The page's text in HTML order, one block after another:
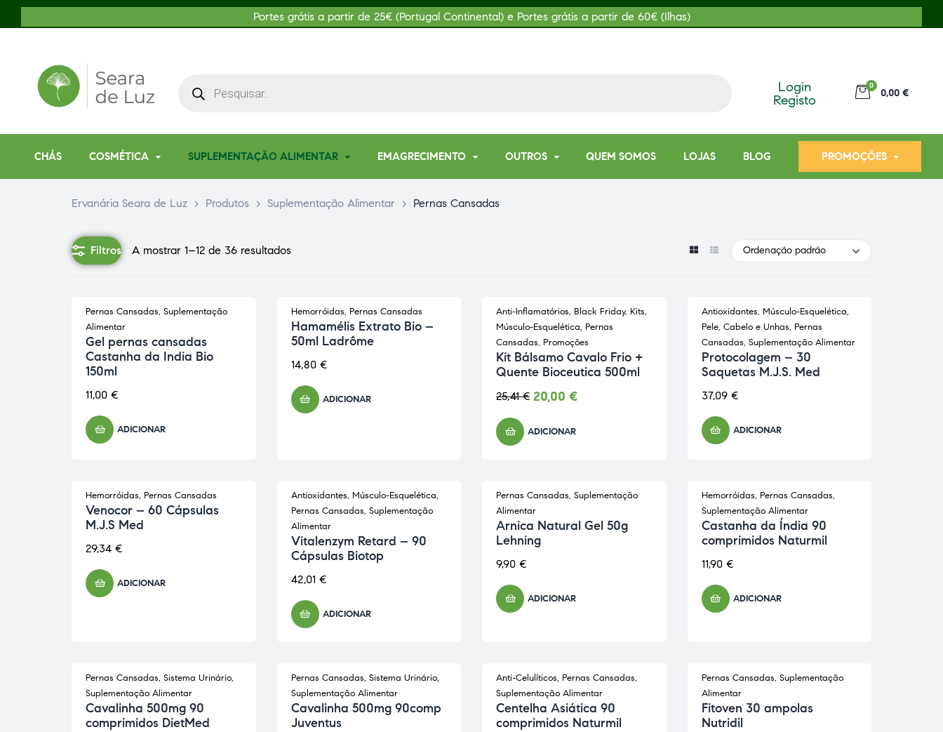
Portes grátis a partir de 25€ (Portugal Continental) e Portes grátis a partir de 60€ (Ilhas)
Login
Registo
0
0,00 €
CHÁS COSMÉTICA SUPLEMENTAÇÃO ALIMENTAR EMAGRECIMENTO OUTROS QUEM SOMOS LOJAS BLOG PROMOÇÕES
Ervanária Seara de Luz > Produtos > Suplementação Alimentar > Pernas Cansadas
Filtros A mostrar 1–12 de 36 resultados Ordenação padrão
Pernas Cansadas, Suplementação
Alimentar
Gel pernas cansadas
Castanha da India Bio
150ml
11,00 €
ADICIONAR
Hemorróidas, Pernas Cansadas
Hamamélis Extrato Bio –
50ml Ladrôme
14,80 €
ADICIONAR
Anti-Inflamatórios, Black Friday, Kits,
Músculo-Esquelética, Pernas
Cansadas, Promoções
Kit Bálsamo Cavalo Frio +
Quente Bioceutica 500ml
25,41€ 20,00€
ADICIONAR
Antioxidantes, Músculo-Esquelética,
Pele, Cabelo e Unhas, Pernas
Cansadas, Suplementação Alimentar
Protocolagem – 30
Saquetas M.J.S. Med
37,09 €
ADICIONAR
Hemorróidas, Pernas Cansadas
Venocor – 60 Cápsulas
M.J.S Med
29,34 €
ADICIONAR
Antioxidantes, Músculo-Esquelética,
Pernas Cansadas, Suplementação
Alimentar
Vitalenzym Retard – 90
Cápsulas Biotop
42,01 €
ADICIONAR
Pernas Cansadas, Suplementação
Alimentar
Arnica Natural Gel 50g
Lehning
9,90 €
ADICIONAR
Hemorróidas, Pernas Cansadas,
Suplementação Alimentar
Castanha da Índia 90
comprimidos Naturmil
11,90 €
ADICIONAR
Pernas Cansadas, Sistema Urinário,
Suplementação Alimentar
Cavalinha 500mg 90
comprimidos DietMed
Pernas Cansadas, Sistema Urinário,
Suplementação Alimentar
Cavalinha 500mg 90comp
Juventus
Anti-Celulíticos, Pernas Cansadas,
Suplementação Alimentar
Centelha Asiática 90
comprimidos Naturmil
Pernas Cansadas, Suplementação
Alimentar
Fitoven 30 ampolas
Nutridil